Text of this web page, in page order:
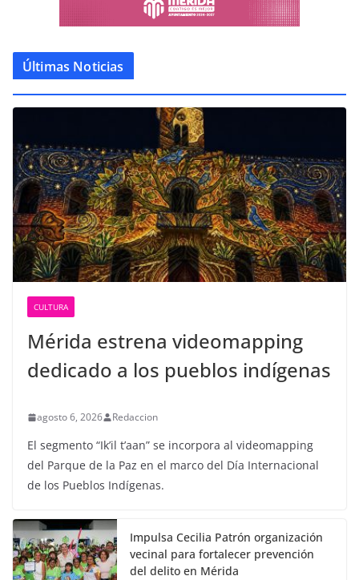
Últimas Noticias
CULTURA
Mérida estrena videomapping
dedicado a los pueblos indígenas
agosto 6, 2026 Redaccion
El segmento “Ik’il t’aan” se incorpora al videomapping
del Parque de la Paz en el marco del Día Internacional
de los Pueblos Indígenas.
Impulsa Cecilia Patrón organización
vecinal para fortalecer prevención
del delito en Mérida